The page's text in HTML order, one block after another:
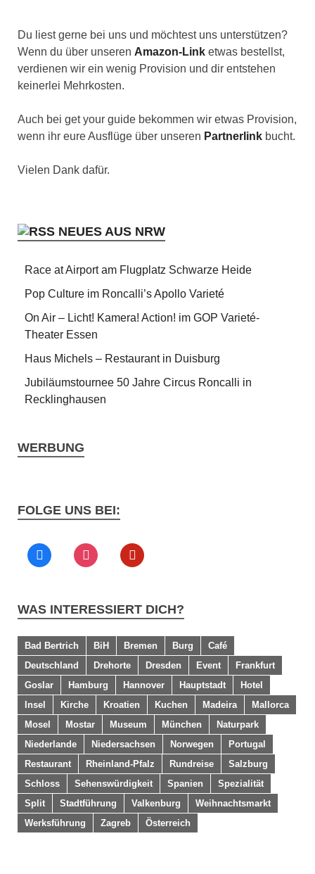
Du liest gerne bei uns und möchtest uns unterstützen?
Wenn du über unseren Amazon-Link etwas bestellst,
verdienen wir ein wenig Provision und dir entstehen
keinerlei Mehrkosten.
Auch bei get your guide bekommen wir etwas Provision,
wenn ihr eure Ausflüge über unseren Partnerlink bucht.
Vielen Dank dafür.
NEUES AUS NRW
Race at Airport am Flugplatz Schwarze Heide
Pop Culture im Roncalli’s Apollo Varieté
On Air – Licht! Kamera! Action! im GOP Varieté-
Theater Essen
Haus Michels – Restaurant in Duisburg
Jubiläumstournee 50 Jahre Circus Roncalli in
Recklinghausen
WERBUNG
FOLGE UNS BEI:
WAS INTERESSIERT DICH?
Bad Bertrich BiH Bremen Burg
Café
Deutschland
Drehorte Dresden Event
Frankfurt
Goslar
Hamburg Hannover Hauptstadt
Hotel
Insel
Kirche Kroatien Kuchen Madeira
Mallorca
Mosel
Mostar Museum München
Naturpark
Niederlande
Niedersachsen Norwegen
Portugal
Restaurant
Rheinland-Pfalz Rundreise
Salzburg
Schloss
Sehenswürdigkeit Spanien
Spezialität
Split
Stadtführung Valkenburg
Weihnachtsmarkt
Werksführung
Zagreb Österreich